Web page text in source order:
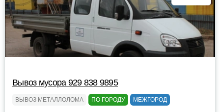
Вывоз мусора 929 838 9895
ВЫВОЗ МЕТАЛЛОЛОМА ПО ГОРОДУ МЕЖГОРОД